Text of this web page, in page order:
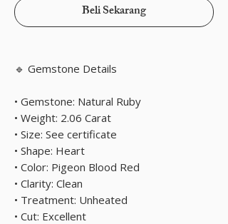
Beli Sekarang
🔹 Gemstone Details
• Gemstone: Natural Ruby
• Weight: 2.06 Carat
• Size: See certificate
• Shape: Heart
• Color: Pigeon Blood Red
• Clarity: Clean
• Treatment: Unheated
• Cut: Excellent